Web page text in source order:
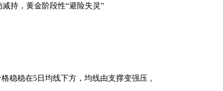
持，黄金阶段性“避险失灵”
稳稳在5日均线下方，均线由支撑变强压 。